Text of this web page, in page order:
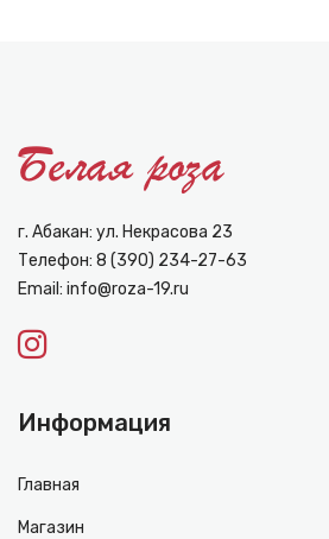
г. Абакан: ул. Некрасова 23
Телефон: 8 (390) 234-27-63
Email: info@roza-19.ru
Информация
Главная
Магазин